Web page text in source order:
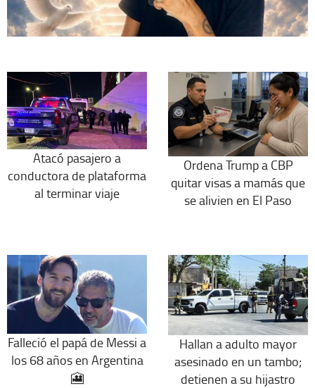
Atacó pasajero a
conductora de plataforma
al terminar viaje
Ordena Trump a CBP
quitar visas a mamás que
se alivien en El Paso
Falleció el papá de Messi a
los 68 años en Argentina
🎦
Hallan a adulto mayor
asesinado en un tambo;
detienen a su hijastro